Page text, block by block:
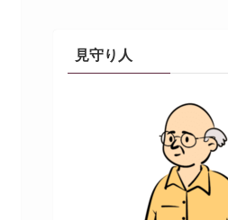
見守り人